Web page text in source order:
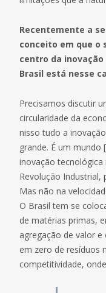
Recentemente a
conceito em que o
centro da
Brasil está nesse
Precisamos discutir
circularidade da
nisso tudo a
grande. É um
inovação
Revolução Industrial,
Mas não na
O Brasil tem se
de matérias primas,
agregação de valor
em zero de resíduos
competitividade,